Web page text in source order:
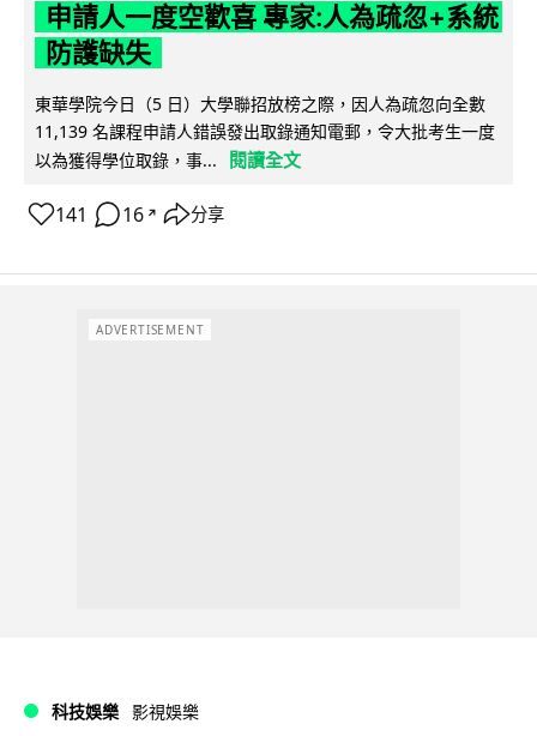
申請人一度空歡喜 專家:人為疏忽+系統
防護缺失
東華學院今日（5 日）大學聯招放榜之際，因人為疏忽向全數
11,139 名課程申請人錯誤發出取錄通知電郵，令大批考生一度
以為獲得學位取錄，事...
閱讀全文
141 16 ↗ 分享
ADVERTISEMENT
科技娛樂 影視娛樂